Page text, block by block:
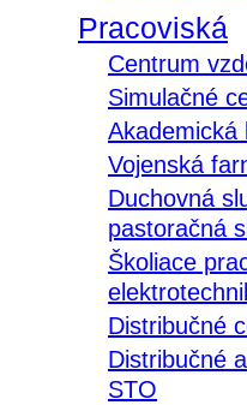
Pracoviská
Centrum
Simulačné
Akademická
Vojenská
Duchovná
pastoračná
Školiace
Distribučné
Distribučné
STO